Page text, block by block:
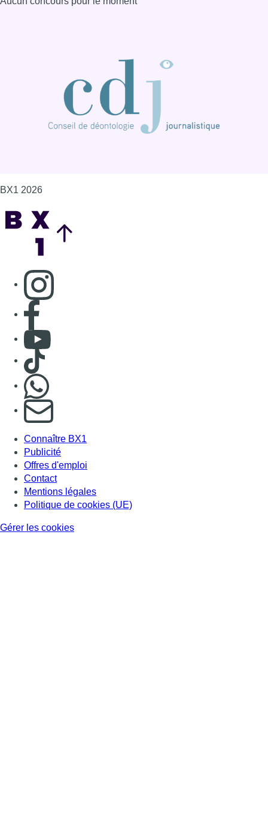
BX1 2026
Consulter page Instagram
Consulter page Facebook
Consulter Youtube
Consulter TikTok
S'abonner à notre newsletter
Connaître BX1
Publicité
Offres d'emploi
Contact
Mentions légales
Politique de cookies (UE)
Gérer les cookies